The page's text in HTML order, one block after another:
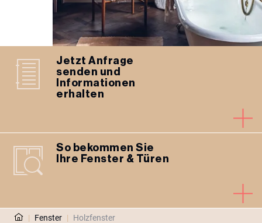
Jetzt Anfrage
senden und
Informationen
erhalten
So bekommen Sie
Ihre Fenster & Türen
| Fenster | Holzfenster